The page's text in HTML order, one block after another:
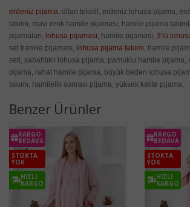
erdeniz pijama, dilan tekstil, erdeniz lohusa pijama,
takımı, mavi renk hamile pijaması, hamile pijama
pijamaları, lohusa pijaması, hamile pijaması, 3'lü
set hamile pijaması, lohusa pijama takımı, hamile
seti, sabahlıklı lohusa pijama, pamuklu hamile pijama,
pijama, rahat hamile pijama, büyük beden lohusa
takımı, hamilelik sonrası pijama, yüksek kalite pijama,
Benzer Ürünler
KARGO
BEDAVA
STOKTA
YOK
HIZLI
KARGO
KARGO
BEDAVA
STOKTA
YOK
HIZLI
KARGO